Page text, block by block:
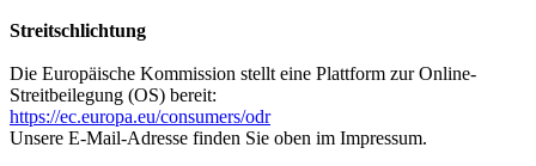
Streitschlichtung
Die Europäische Kommission stellt eine Plattform zur Online-
Streitbeilegung (OS) bereit:
https://ec.europa.eu/consumers/odr
Unsere E-Mail-Adresse finden Sie oben im Impressum.